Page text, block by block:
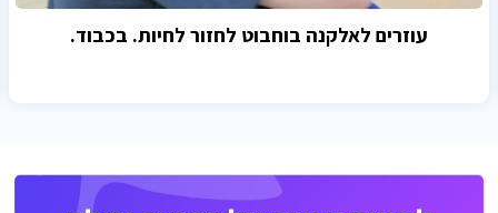
עוזרים לאלקנה בוחבוט לחזור לחיות. בכבוד.